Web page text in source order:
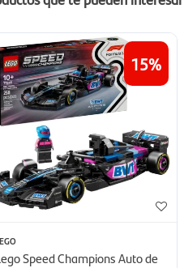
15
Speed Champions Auto de